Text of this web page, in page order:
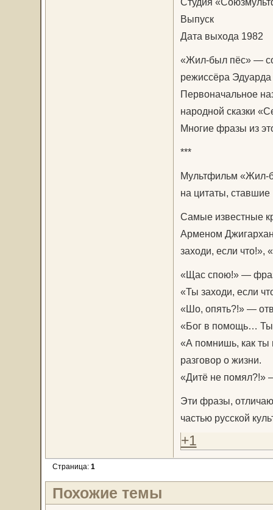
Выпуск
Дата выхода 1982
«Жил-был пёс» —
режиссёра
Первоначальное
народной сказки
Многие фразы из
***
Мультфильм «Жил-
на цитаты, ставшие
Самые известные
Арменом
заходи, если что!»,
«Щас спою!» —
«Ты заходи, если
«Шо, опять?!» —
«Бог в помощь… Ты
«А помнишь, как
разговор о жизни.
«Дитё не помял?!»
Эти фразы,
частью русской
+1
Страница: 1
Похожие темы